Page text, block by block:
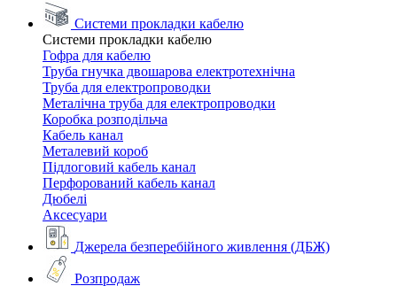
Системи прокладки кабелю
Системи прокладки кабелю
Гофра для кабелю
Труба гнучка двошарова електротехнічна
Труба для електропроводки
Металічна труба для електропроводки
Коробка розподільча
Кабель канал
Металевий короб
Підлоговий кабель канал
Перфорований кабель канал
Дюбелі
Аксесуари
Джерела безперебійного живлення (ДБЖ)
Розпродаж